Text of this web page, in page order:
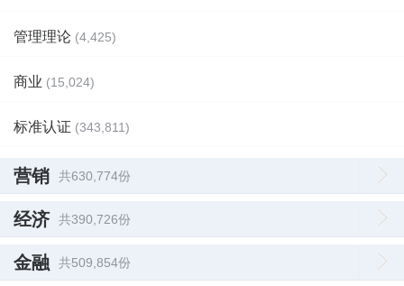
管理理论 (4,425)
商业 (15,024)
标准认证 (343,811)
营销 共630,774份
经济 共390,726份
金融 共509,854份